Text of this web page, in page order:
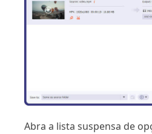
Abra a lista suspensa de